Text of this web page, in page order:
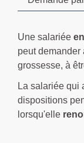
Une salariée
peut demander
grossesse, à
La salariée qui
dispositions
lorsqu'elle